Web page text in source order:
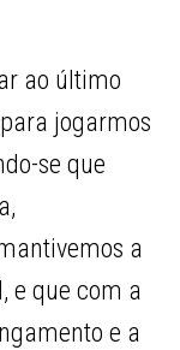
ao último
jogarmos
se que
a
e que com a
e a